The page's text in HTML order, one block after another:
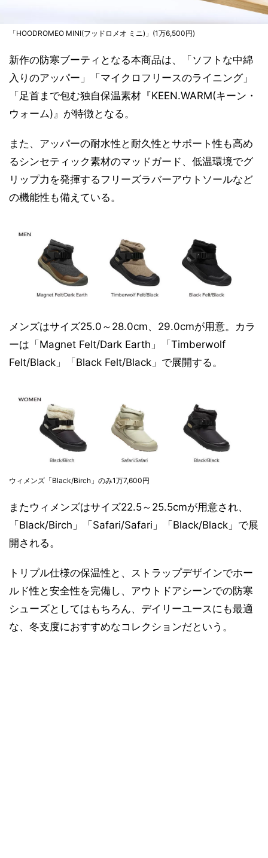
「HOODROMEO MINI(フッドロメオ ミニ)」(1万6,500円)
新作の防寒ブーティとなる本商品は、「ソフトな中綿
入りのアッパー」「マイクロフリースのライニング」
「足首まで包む独自保温素材『KEEN.WARM(キーン・
ウォーム)』が特徴となる。
また、アッパーの耐水性と耐久性とサポート性も高め
るシンセティック素材のマッドガード、低温環境でグ
リップ力を発揮するフリーズラバーアウトソールなど
の機能性も備えている。
メンズはサイズ25.0～28.0cm、29.0cmが用意。カラ
ーは「Magnet Felt/Dark Earth」「Timberwolf
Felt/Black」「Black Felt/Black」で展開する。
ウィメンズ「Black/Birch」のみ1万7,600円
またウィメンズはサイズ22.5～25.5cmが用意され、
「Black/Birch」「Safari/Safari」「Black/Black」で展
開される。
トリプル仕様の保温性と、ストラップデザインでホー
ルド性と安全性を完備し、アウトドアシーンでの防寒
シューズとしてはもちろん、デイリーユースにも最適
な、冬支度におすすめなコレクションだという。